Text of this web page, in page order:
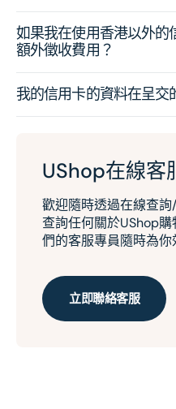
如果我在使用香港以外的
額外徵收費用？
我的信用卡的資料在呈交
UShop在線客
歡迎隨時透過在線查
查詢任何關於UShop
們的客服專員隨時為你
立即聯絡客服